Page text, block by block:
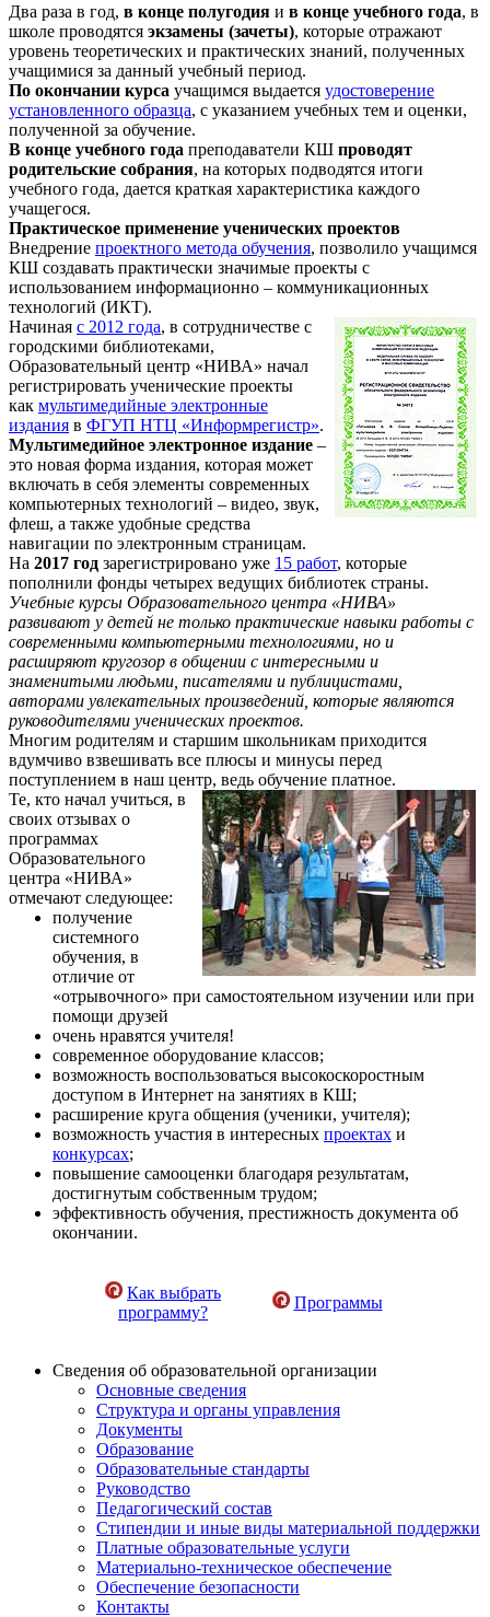
Два раза в год, в конце полугодия и в конце учебного года, в
школе проводятся экзамены (зачеты), которые отражают
уровень теоретических и практических знаний, полученных
учащимися за данный учебный период.
По окончании курса учащимся выдается удостоверение
установленного образца, с указанием учебных тем и оценки,
полученной за обучение.
В конце учебного года преподаватели КШ проводят
родительские собрания, на которых подводятся итоги
учебного года, дается краткая характеристика каждого
учащегося.
Практическое применение ученических проектов
Внедрение проектного метода обучения, позволило учащимся
КШ создавать практически значимые проекты с
использованием информационно – коммуникационных
технологий (ИКТ).
Начиная с 2012 года, в сотрудничестве с
городскими библиотеками,
Образовательный центр «НИВА» начал
регистрировать ученические проекты
как мультимедийные электронные
издания в ФГУП НТЦ «Информрегистр».
Мультимедийное электронное издание –
это новая форма издания, которая может
включать в себя элементы современных
компьютерных технологий – видео, звук,
флеш, а также удобные средства
навигации по электронным страницам.
На 2017 год зарегистрировано уже 15 работ, которые
пополнили фонды четырех ведущих библиотек страны.
Учебные курсы Образовательного центра «НИВА»
развивают у детей не только практические навыки работы с
современными компьютерными технологиями, но и
расширяют кругозор в общении с интересными и
знаменитыми людьми, писателями и публицистами,
авторами увлекательных произведений, которые являются
руководителями ученических проектов.
Многим родителям и старшим школьникам приходится
вдумчиво взвешивать все плюсы и минусы перед
поступлением в наш центр, ведь обучение платное.
Те, кто начал учиться, в
своих отзывах о
программах
Образовательного
центра «НИВА»
отмечают следующее:
получение
системного
обучения, в
отличие от
«отрывочного» при самостоятельном изучении или при
помощи друзей
очень нравятся учителя!
современное оборудование классов;
возможность воспользоваться высокоскоростным
доступом в Интернет на занятиях в КШ;
расширение круга общения (ученики, учителя);
возможность участия в интересных проектах и
конкурсах;
повышение самооценки благодаря результатам,
достигнутым собственным трудом;
эффективность обучения, престижность документа об
окончании.
Как выбрать
программу?
Программы
Сведения об образовательной организации
Основные сведения
Структура и органы управления
Документы
Образование
Образовательные стандарты
Руководство
Педагогический состав
Стипендии и иные виды материальной поддержки
Платные образовательные услуги
Материально-техническое обеспечение
Обеспечение безопасности
Контакты